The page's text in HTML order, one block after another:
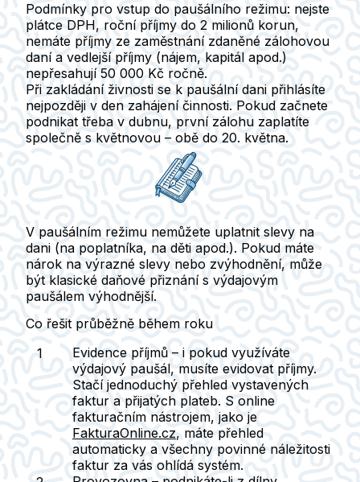
Podmínky pro vstup do paušálního režimu: nejste
plátce DPH, roční příjmy do 2 milionů korun,
nemáte příjmy ze zaměstnání zdaněné zálohovou
daní a vedlejší příjmy (nájem, kapitál apod.)
nepřesahují 50 000 Kč ročně.
Při zakládání živnosti se k paušální dani přihlásíte
nejpozději v den zahájení činnosti. Pokud začnete
podnikat třeba v dubnu, první zálohu zaplatíte
společně s květnovou – obě do 20. května.
V paušálním režimu nemůžete uplatnit slevy na
dani (na poplatníka, na děti apod.). Pokud máte
nárok na výrazné slevy nebo zvýhodnění, může
být klasické daňové přiznání s výdajovým
paušálem výhodnější.
Co řešit průběžně během roku
Evidence příjmů – i pokud využíváte
výdajový paušál, musíte evidovat příjmy.
Stačí jednoduchý přehled vystavených
faktur a přijatých plateb. S online
fakturačním nástrojem, jako je
FakturaOnline.cz, máte přehled
automaticky a všechny povinné náležitosti
faktur za vás ohlídá systém.